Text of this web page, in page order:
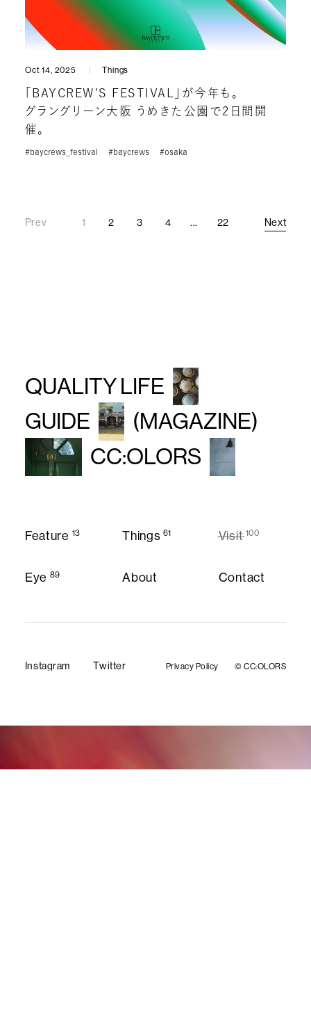
Oct 14, 2025 Things
「BAYCREW'S FESTIVAL」が今年も。
グラングリーン大阪 うめきた公園で2日間開
催。
#baycrews_festival #baycrews #osaka
1 2 3 4 ... 22
Prev
Next
Next
QUALITY LIFE
GUIDE
(MAGAZINE)
CC:OLORS
Feature 13
Things 61
Visit 100
Eye 89
About
Contact
Instagram
Twitter
Privacy Policy © CC:OLORS